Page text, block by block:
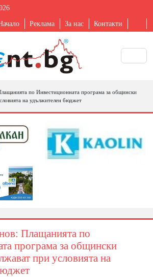
Реклама За нас Контакти
по Инвестиционната програма за общински
на удължителен бюджет
Плащанията по
програма за общински
при условията на